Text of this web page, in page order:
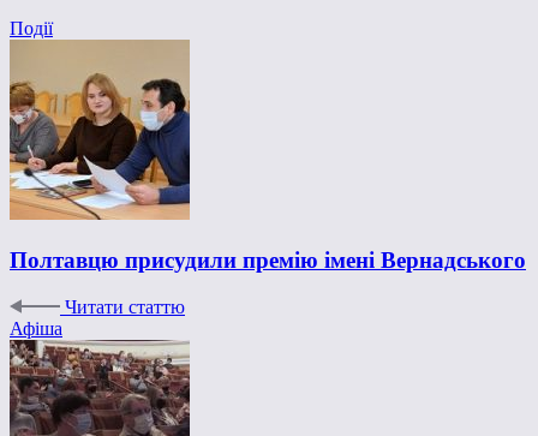
Події
Полтавцю присудили премію імені Вернадського
Читати статтю
Афіша